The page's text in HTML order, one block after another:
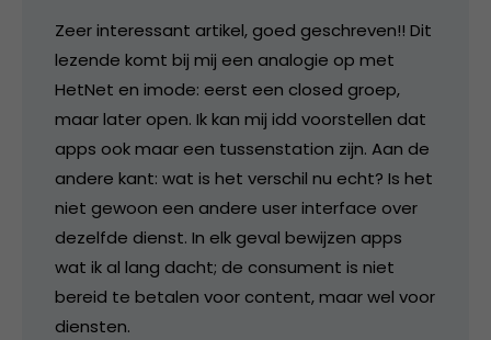
Zeer interessant artikel, goed geschreven!! Dit
lezende komt bij mij een analogie op met
HetNet en imode: eerst een closed groep,
maar later open. Ik kan mij idd voorstellen dat
apps ook maar een tussenstation zijn. Aan de
andere kant: wat is het verschil nu echt? Is het
niet gewoon een andere user interface over
dezelfde dienst. In elk geval bewijzen apps
wat ik al lang dacht; de consument is niet
bereid te betalen voor content, maar wel voor
diensten.